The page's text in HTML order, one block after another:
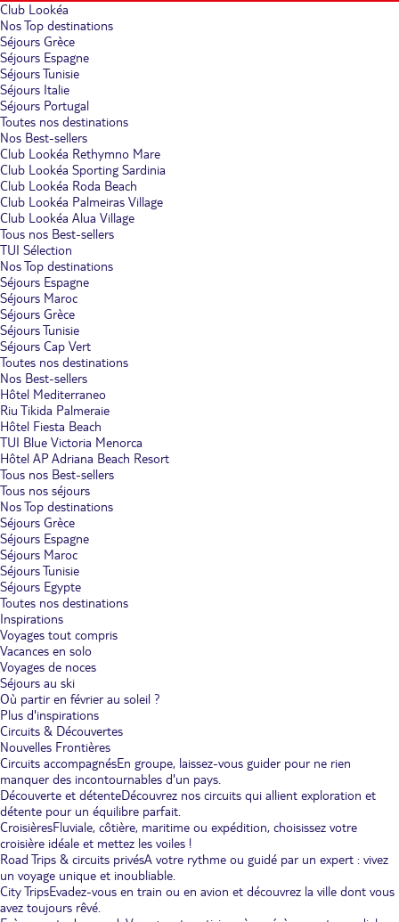
Club Lookéa
Nos Top destinations
Séjours Grèce
Séjours Espagne
Séjours Tunisie
Séjours Italie
Séjours Portugal
Toutes nos destinations
Nos Best-sellers
Club Lookéa Rethymno Mare
Club Lookéa Sporting Sardinia
Club Lookéa Roda Beach
Club Lookéa Palmeiras Village
Club Lookéa Alua Village
Tous nos Best-sellers
TUI Sélection
Nos Top destinations
Séjours Espagne
Séjours Maroc
Séjours Grèce
Séjours Tunisie
Séjours Cap Vert
Toutes nos destinations
Nos Best-sellers
Hôtel Mediterraneo
Riu Tikida Palmeraie
Hôtel Fiesta Beach
TUI Blue Victoria Menorca
Hôtel AP Adriana Beach Resort
Tous nos Best-sellers
Tous nos séjours
Nos Top destinations
Séjours Grèce
Séjours Espagne
Séjours Maroc
Séjours Tunisie
Séjours Egypte
Toutes nos destinations
Inspirations
Voyages tout compris
Vacances en solo
Voyages de noces
Séjours au ski
Où partir en février au soleil ?
Plus d'inspirations
Circuits & Découvertes
Nouvelles Frontières
Circuits accompagnésEn groupe, laissez-vous guider pour ne rien
manquer des incontournables d'un pays.
Découverte et détenteDécouvrez nos circuits qui allient exploration et
détente pour un équilibre parfait.
CroisièresFluviale, côtière, maritime ou expédition, choisissez votre
croisière idéale et mettez les voiles !
Road Trips & circuits privésA votre rythme ou guidé par un expert : vivez
un voyage unique et inoubliable.
City TripsEvadez-vous en train ou en avion et découvrez la ville dont vous
avez toujours rêvé.